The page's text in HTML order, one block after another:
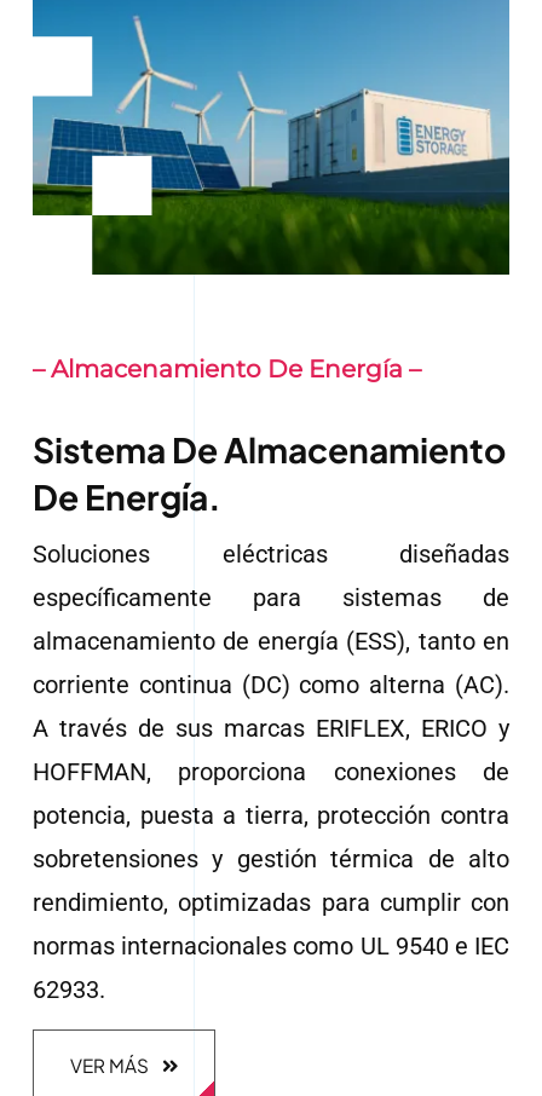
– Almacenamiento De Energía –
Sistema De Almacenamiento
De Energía.
Soluciones eléctricas diseñadas
específicamente para sistemas de
almacenamiento de energía (ESS), tanto en
corriente continua (DC) como alterna (AC).
A través de sus marcas ERIFLEX, ERICO y
HOFFMAN, proporciona conexiones de
potencia, puesta a tierra, protección contra
sobretensiones y gestión térmica de alto
rendimiento, optimizadas para cumplir con
normas internacionales como UL 9540 e IEC
62933.
VER MÁS